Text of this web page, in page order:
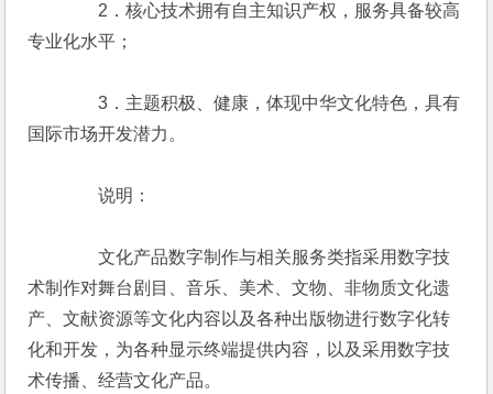
2．核心技术拥有自主知识产权，服务具备较高
专业化水平；
3．主题积极、健康，体现中华文化特色，具有
国际市场开发潜力。
说明：
文化产品数字制作与相关服务类指采用数字技
术制作对舞台剧目、音乐、美术、文物、非物质文化遗
产、文献资源等文化内容以及各种出版物进行数字化转
化和开发，为各种显示终端提供内容，以及采用数字技
术传播、经营文化产品。